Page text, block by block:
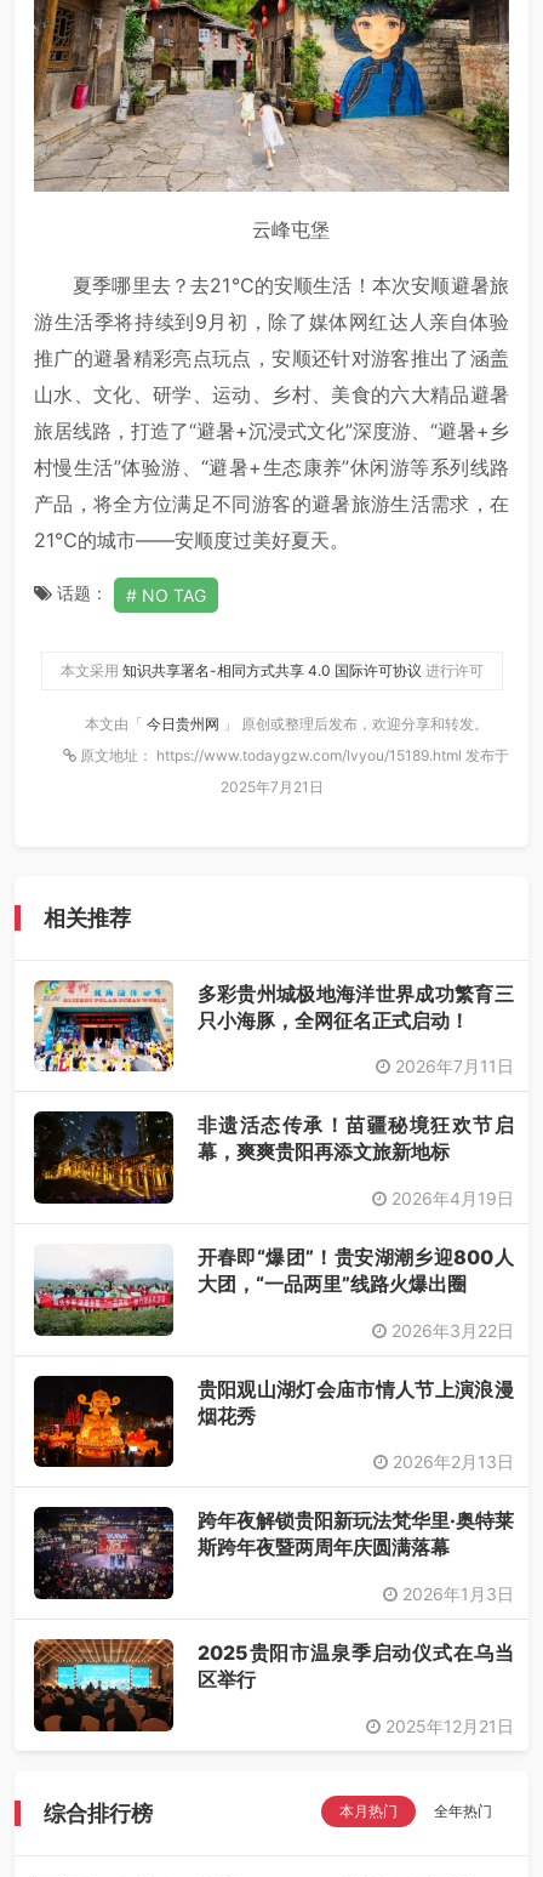
云峰屯堡
夏季哪里去？去21℃的安顺生活！本次安顺避暑旅
游生活季将持续到9月初，除了媒体网红达人亲自体验
推广的避暑精彩亮点玩点，安顺还针对游客推出了涵盖
山水、文化、研学、运动、乡村、美食的六大精品避暑
旅居线路，打造了“避暑+沉浸式文化”深度游、“避暑+乡
村慢生活”体验游、“避暑+生态康养”休闲游等系列线路
产品，将全方位满足不同游客的避暑旅游生活需求，在
21℃的城市——安顺度过美好夏天。
话题： NO TAG
本文采用 知识共享署名-相同方式共享 4.0 国际许可协议 进行许可
本文由「 今日贵州网 」 原创或整理后发布，欢迎分享和转发。
原文地址： https://www.todaygzw.com/lvyou/15189.html 发布于
2025年7月21日
相关推荐
多彩贵州城极地海洋世界成功繁育三
只小海豚，全网征名正式启动！
2026年7月11日
非遗活态传承！苗疆秘境狂欢节启
幕，爽爽贵阳再添文旅新地标
2026年4月19日
开春即“爆团”！贵安湖潮乡迎800人
大团，“一品两里”线路火爆出圈
2026年3月22日
贵阳观山湖灯会庙市情人节上演浪漫
烟花秀
2026年2月13日
跨年夜解锁贵阳新玩法梵华里·奥特莱
斯跨年夜暨两周年庆圆满落幕
2026年1月3日
2025贵阳市温泉季启动仪式在乌当
区举行
2025年12月21日
综合排行榜 本月热门 全年热门